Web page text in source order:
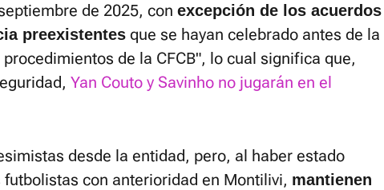
de 2025, con excepción de los acuerdos
preexistentes que se hayan celebrado antes de la
de la CFCB", lo cual significa que,
Yan Couto y Savinho no jugarán en el
desde la entidad, pero, al haber estado
con anterioridad en Montilivi, mantienen